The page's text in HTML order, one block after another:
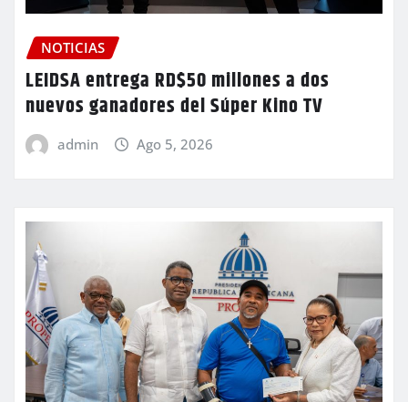
NOTICIAS
LEIDSA entrega RD$50 millones a dos
nuevos ganadores del Súper Kino TV
admin Ago 5, 2026